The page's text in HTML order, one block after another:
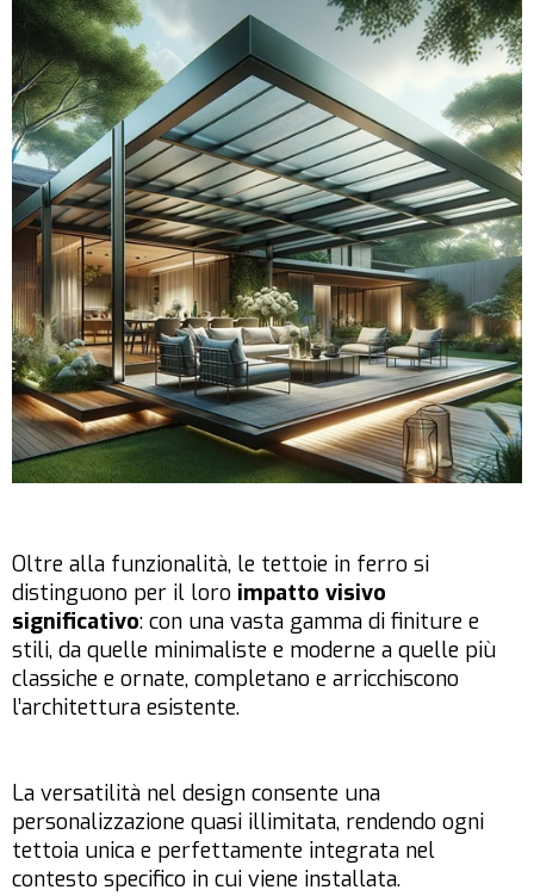
Oltre alla funzionalità, le tettoie in ferro si
distinguono per il loro impatto visivo
significativo: con una vasta gamma di finiture e
stili, da quelle minimaliste e moderne a quelle più
classiche e ornate, completano e arricchiscono
l’architettura esistente.
La versatilità nel design consente una
personalizzazione quasi illimitata, rendendo ogni
tettoia unica e perfettamente integrata nel
contesto specifico in cui viene installata.